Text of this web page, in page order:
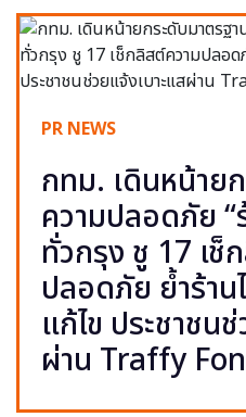
PR NEWS
กทม. เดินหน้าย
ความปลอดภัย “
ทั่วกรุง ชู 17 เช็
ปลอดภัย ย้ำร้า
แก้ไข ประชาชน
ผ่าน Traffy